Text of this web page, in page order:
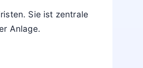
Sie ist zentrale
Anlage.